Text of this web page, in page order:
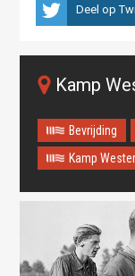
Deel op
Kamp
Bevrijding
Kamp